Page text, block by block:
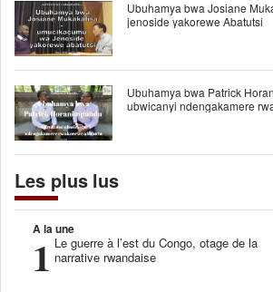
Ubuhamya bwa Josiane
jenoside yakorewe Abatutsi
Ubuhamya bwa Patrick
ubwicanyi ndengakamere
Les plus lus
A la une
1 Le guerre à l’est du Congo, otage de la
narrative rwandaise